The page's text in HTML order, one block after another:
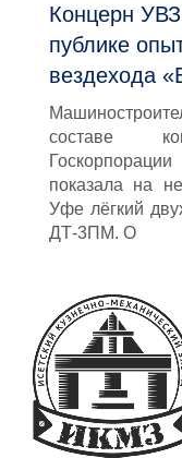
Концерн
публике
вездехода
составе
показала на
Уфе лёгкий
ДТ-3ПМ. О